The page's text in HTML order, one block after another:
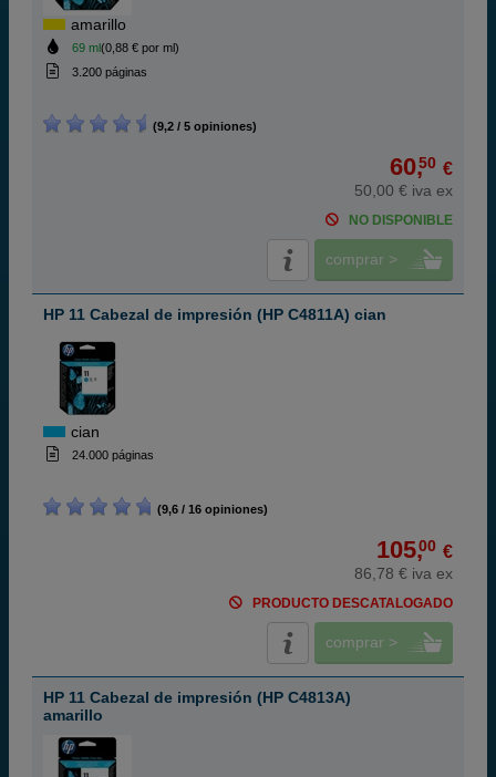
amarillo
69 ml(0,88 € por ml)
3.200 páginas
(9,2 / 5 opiniones)
60,50 €
50,00 € iva ex
NO DISPONIBLE
comprar >
HP 11 Cabezal de impresión (HP C4811A) cian
cian
24.000 páginas
(9,6 / 16 opiniones)
105,00 €
86,78 € iva ex
PRODUCTO DESCATALOGADO
comprar >
HP 11 Cabezal de impresión (HP C4813A)
amarillo